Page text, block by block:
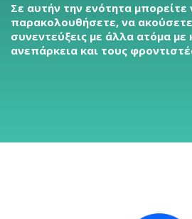
Σε αυτήν την ενότητα μπορείτε
παρακολουθήσετε, να
συνεντεύξεις με άλλα ατόμα με
ανεπάρκεια και τους